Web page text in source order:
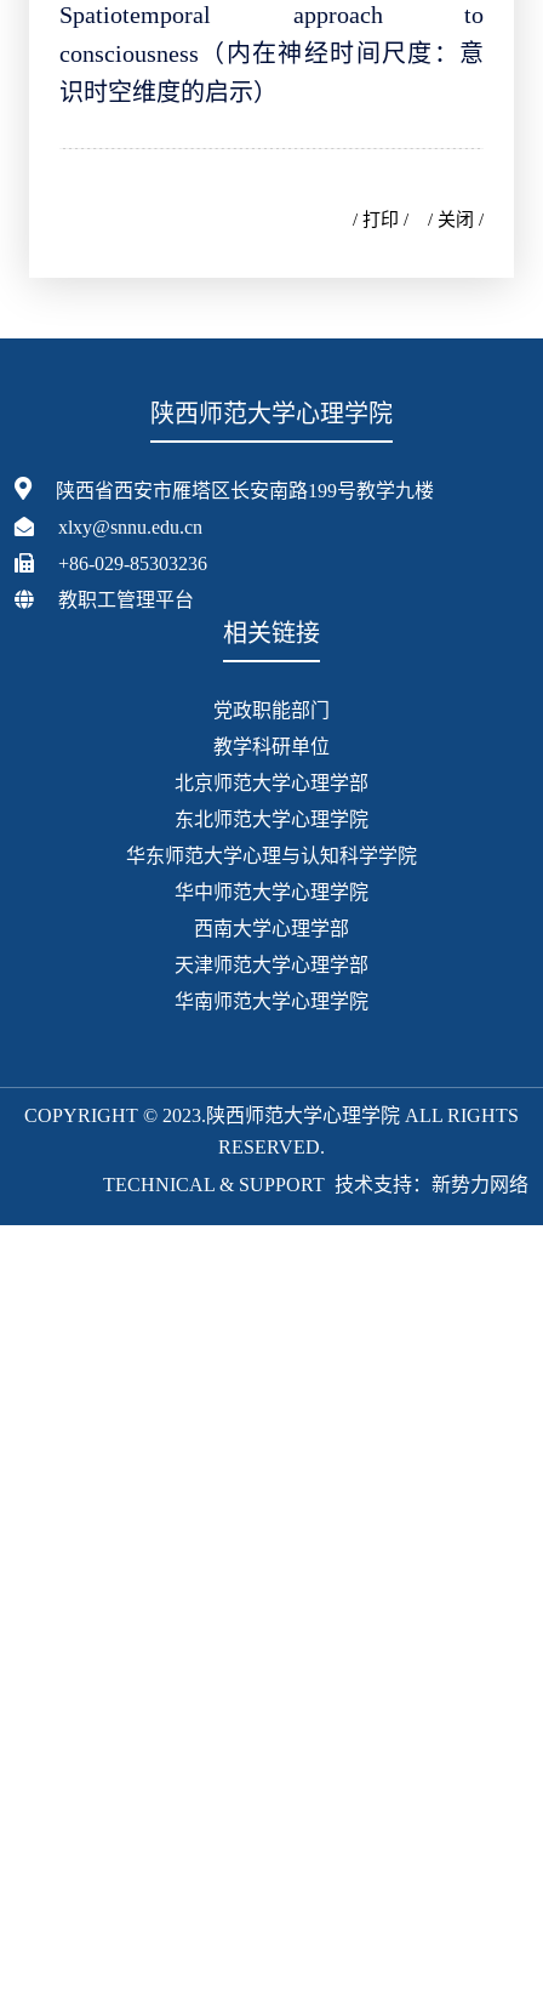
Spatiotemporal approach to
consciousness（内在神经时间尺度：意
识时空维度的启示）
/ 打印 / / 关闭 /
陕西师范大学心理学院
陕西省西安市雁塔区长安南路199号教学九楼
xlxy@snnu.edu.cn
+86-029-85303236
教职工管理平台
相关链接
党政职能部门
教学科研单位
北京师范大学心理学部
东北师范大学心理学院
华东师范大学心理与认知科学学院
华中师范大学心理学院
西南大学心理学部
天津师范大学心理学部
华南师范大学心理学院
COPYRIGHT © 2023.陕西师范大学心理学院 ALL RIGHTS
RESERVED.
TECHNICAL & SUPPORT 技术支持：新势力网络